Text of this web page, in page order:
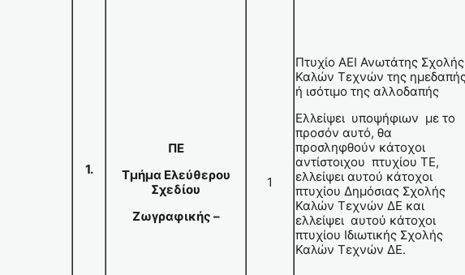
1.
ΠΕ
Τμήμα Ελεύθερου
Σχεδίου
Ζωγραφικής –
1
Πτυχίο ΑΕΙ Ανωτάτης Σχολής
Καλών Τεχνών της
ή ισότιμο της αλλοδαπής
Ελλείψει υποψήφιων με το
προσόν αυτό, θα
προσληφθούν κάτοχοι
αντίστοιχου πτυχίου ΤΕ,
ελλείψει αυτού κάτοχοι
πτυχίου Δημόσιας Σχολής
Καλών Τεχνών ΔΕ και
ελλείψει αυτού κάτοχοι
πτυχίου Ιδιωτικής Σχολής
Καλών Τεχνών ΔΕ.